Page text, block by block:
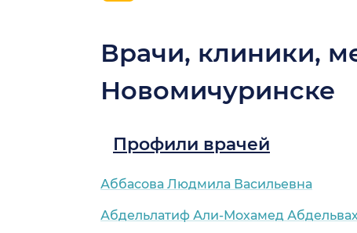
Врачи, клиники,
Новомичуринске
Профили врачей
Аббасова Людмила Васильевна
Абдельлатиф Али-Мохамед